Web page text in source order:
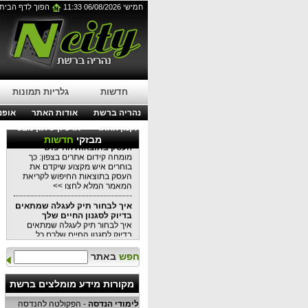
חמישי 06/08/2026 11:33 הפוך לדף הבית
חדשות גלריות תמונות
נהריה ברשת אודות האתר
תקנון האתר
ארכיון עיתון מבט
מבזקיחדשות
בניינים מודרניים
עבודות בגובה בסנפלינג: הפתרון
המושלם לתחזוקת בניינים מודרניים
לפרטים נוספים לחצו כאן >>
עורך דין דיני עבודה בנהריה:
מתי כדאי לפנות לייעוץ משפטי?
עורך דין דיני עבודה בנהריה: מתי
כדאי לפנות לייעוץ משפטי?
לקריאת המאמר המלא לחצו >>
מומחה קידום אתרים בצפון: כך
בוחרים איש מקצוע שיקדם את
העסק בתוצאות החיפוש
מומחה קידום אתרים בצפון: כך
בוחרים איש מקצוע שיקדם את
העסק בתוצאות החיפוש לקריאת
המאמר המלא לחצו >>
איך לבחור תיק לעגלה שמתאים
בדיוק לסגנון החיים שלך
איך לבחור תיק לעגלה שמתאים
בדיוק לסגנון החיים שלכם כל
המידע במאמר הקרוב לקריאה
לחצו >>
למה שקיות אריזה יכולות
לשמש
למה שקיות אריזה יכולות לשמש כל
המידע במאמר הקרוב לקריאת
המאמר המלא לחצו >>
חפש באתר
מקורות מידע מומלצים ברשת
לימודי הנדסה - הפקולטה להנדסה